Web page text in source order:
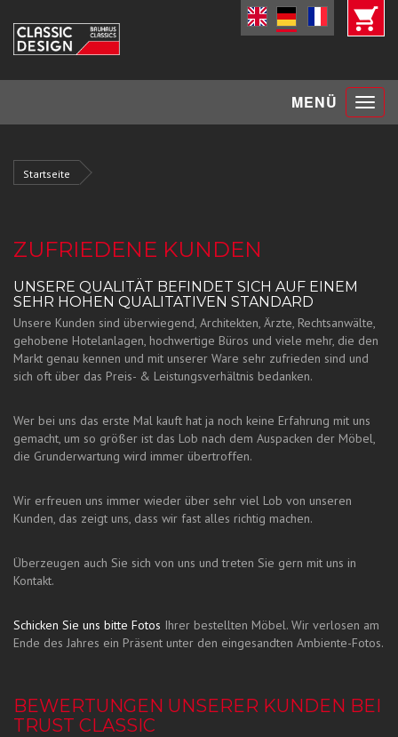
MENÜ Toggle
Startseite
ZUFRIEDENE KUNDEN
UNSERE QUALITÄT BEFINDET SICH AUF EINEM
SEHR HOHEN QUALITATIVEN STANDARD
Unsere Kunden sind überwiegend, Architekten, Ärzte, Rechtsanwälte,
gehobene Hotelanlagen, hochwertige Büros und viele mehr, die den
Markt genau kennen und mit unserer Ware sehr zufrieden sind und
sich oft über das Preis- & Leistungsverhältnis bedanken.
Wer bei uns das erste Mal kauft hat ja noch keine Erfahrung mit uns
gemacht, um so größer ist das Lob nach dem Auspacken der Möbel,
die Grunderwartung wird immer übertroffen.
Wir erfreuen uns immer wieder über sehr viel Lob von unseren
Kunden, das zeigt uns, dass wir fast alles richtig machen.
Überzeugen auch Sie sich von uns und treten Sie gern mit uns in
Kontakt.
Schicken Sie uns bitte Fotos Ihrer bestellten Möbel. Wir verlosen am
Ende des Jahres ein Präsent unter den eingesandten Ambiente-Fotos.
BEWERTUNGEN UNSERER KUNDEN BEI
TRUST CLASSIC